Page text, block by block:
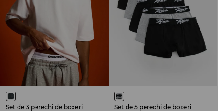
Set de 3 perechi de boxeri
Set de 5 perechi de boxeri